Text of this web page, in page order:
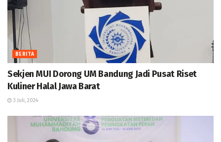
BERITA
Sekjen MUI Dorong UM Bandung Jadi Pusat Riset
Kuliner Halal Jawa Barat
3 Juli, 2024